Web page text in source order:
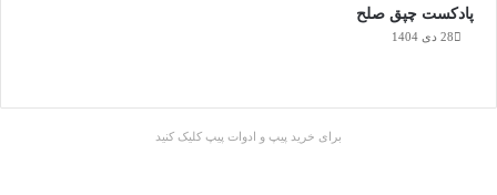
پادکست چپق صلح
28 دی 1404
برای خرید پیپ و ادوات پیپ کلیک کنید